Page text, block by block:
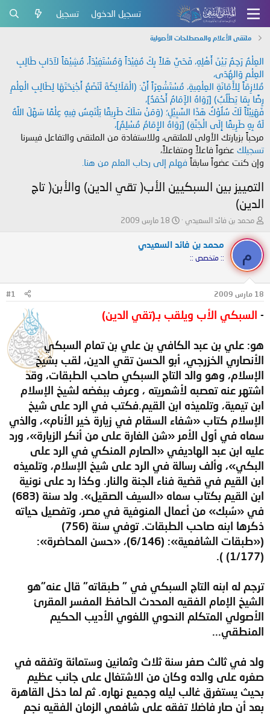
تسجيل الدخول تسجيل
ملتقى الأعلام والمصطلحات الأصولية
العِلْمُ رَحِمٌ بَيْنَ أَهْلِهِ، فَحَيَّ هَلاً بِكَ مُفِيْدَاً وَمُسْتَفِيْدَاً، مُشِيْعَاً لآدَابِ طَالِبِ
العِلْمِ وَالهُدَى،
مُلازِمَاً لِلأَمَانَةِ العِلْمِيةِ، مُسْتَشْعِرَاً أَنَّ: (الْمَلَائِكَةَ لَتَضَعُ أَجْنِحَتَهَا لِطَالِبِ الْعِلْمِ
رِضًا بِمَا يَطْلُبُ) [رَوَاهُ الإَمَامُ أَحْمَدُ]،
فَهَنِيْئَاً لَكَ سُلُوْكُ هَذَا السَّبِيْلِ؛ (وَمَنْ سَلَكَ طَرِيقًا يَلْتَمِسُ فِيهِ عِلْمًا سَهَّلَ اللَّهُ
لَهُ بِهِ طَرِيقًا إِلَى الْجَنَّةِ) [رَوَاهُ الإِمَامُ مُسْلِمٌ]،
مرحباً بزيارتك الأولى للملتقى، وللاستفادة من الملتقى والتفاعل فيسرنا
تسجيلك عضواً فاعلاً ومتفاعلاً،
وإن كنت عضواً سابقاً فهلم إلى رحاب العلم من هنا.
التمييز بين السبكيين الأب( تقي الدين) والأبن( تاج
الدين)
ب
د
ل
م
و
و
محمد بن فائد السعيدي
ت
ر
ل
ء
18 مارس 2009
م
محمد بن فائد السعيدي
:: متخصص ::
18 مارس 2009 #1
- السبكي الأب ويلقب بـ(تقي الدين)
هو: علي بن عبد الكافي بن علي بن تمام السبكي
الأنصاري الخزرجي، أبو الحسن تقي الدين، لقب بشيخ
الإسلام، وهو والد التاج السبكي صاحب الطبقات، وقد
اشتهر عنه تعصبه لأشعريته ، وعرف ببغضه لشيخ الإسلام
ابن تيمية، وتلميذه ابن القيم.فكتب في الرد على شيخ
الإسلام كتاب «شفاء السقام في زيارة خير الأنام»، والذي
سماه في أول الأمر «شن الغارة على من أنكر الزيارة»، ورد
عليه ابن عبد الهاديفي «الصارم المنكي في الرد على
البكي»، وألف رسالة في الرد على شيخ الإسلام، وتلميذه
ابن القيم في قضية فناء الجنة والنار. وكذا رد على نونية
ابن القيم بكتاب سماه «السيف الصقيل». ولد سنة (683)
في «سُبك» من أعمال المنوفية في مصر، وتفصيل حياته
ذكرها ابنه صاحب الطبقات. توفي سنة (756)
(«طبقات الشافعية»: (6/146)، «حسن المحاضرة»:
(1/177) ).
ترجم له ابنه التاج السبكي في " طبقاته" قال عنه"هو
الشيخ الإمام الفقيه المحدث الحافظ المفسر المقرئ
الأصولي المتكلم النحوي اللغوي الأديب الحكيم
المنطقي...
ولد في ثالث صفر سنة ثلاث وثمانين وستمائة وتفقه في
صغره على والده وكان من الاشتغال على جانب عظيم
بحيث يستغرق غالب ليله وجميع نهاره. ثم لما دخل القاهرة
بعد أن صار فاضلا تفقه على شافعي الزمان الفقيه نجم